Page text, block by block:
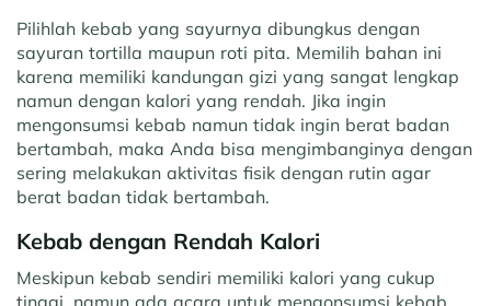
Pilihlah kebab yang sayurnya dibungkus dengan
sayuran tortilla maupun roti pita. Memilih bahan ini
karena memiliki kandungan gizi yang sangat lengkap
namun dengan kalori yang rendah. Jika ingin
mengonsumsi kebab namun tidak ingin berat badan
bertambah, maka Anda bisa mengimbanginya dengan
sering melakukan aktivitas fisik dengan rutin agar
berat badan tidak bertambah.
Kebab dengan Rendah Kalori
Meskipun kebab sendiri memiliki kalori yang cukup